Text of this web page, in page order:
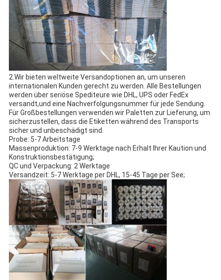
2.Wir bieten weltweite Versandoptionen an, um unseren
internationalen Kunden gerecht zu werden. Alle Bestellungen
werden über seriöse Spediteure wie DHL, UPS oder FedEx
versandt,und eine Nachverfolgungsnummer für jede Sendung.
Für Großbestellungen verwenden wir Paletten zur Lieferung, um
sicherzustellen, dass die Etiketten während des Transports
sicher und unbeschädigt sind.
Probe: 5-7 Arbeitstage
Massenproduktion: 7-9 Werktage nach Erhalt Ihrer Kaution und
Konstruktionsbestätigung;
QC und Verpackung: 2 Werktage
Versandzeit: 5-7 Werktage per DHL, 15-45 Tage per See;